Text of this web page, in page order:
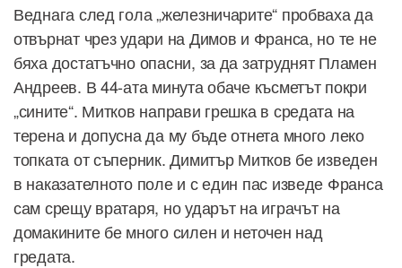
Веднага след гола „железничарите“ пробваха да
отвърнат чрез удари на Димов и Франса, но те не
бяха достатъчно опасни, за да затруднят Пламен
Андреев. В 44-ата минута обаче късметът покри
„сините“. Митков направи грешка в средата на
терена и допусна да му бъде отнета много леко
топката от съперник. Димитър Митков бе изведен
в наказателното поле и с един пас изведе Франса
сам срещу вратаря, но ударът на играчът на
домакините бе много силен и неточен над
гредата.